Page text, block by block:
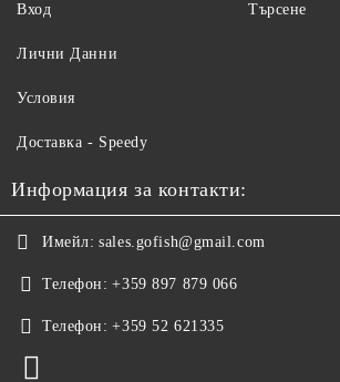
Вход Търсене
Лични Данни
Условия
Доставка - Speedy
Информация за контакти:
Имейл: sales.gofish@gmail.com
Телефон: +359 897 879 066
Телефон: +359 52 621335